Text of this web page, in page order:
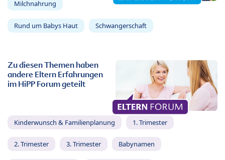
Milchnahrung
Rund um Babys Haut Schwangerschaft
Zu diesen Themen haben
andere Eltern Erfahrungen
im HiPP Forum geteilt
Kinderwunsch & Familienplanung 1. Trimester
2. Trimester 3. Trimester Babynamen